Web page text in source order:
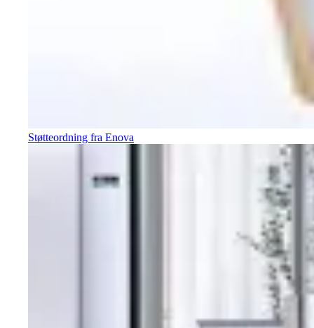
Støtteordning fra Enova